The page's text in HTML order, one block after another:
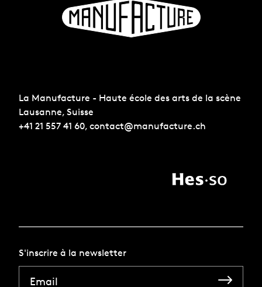
La Manufacture - Haute école des arts de la scène
Lausanne, Suisse
+41 21 557 41 60, contact@manufacture.ch
S'inscrire à la newsletter